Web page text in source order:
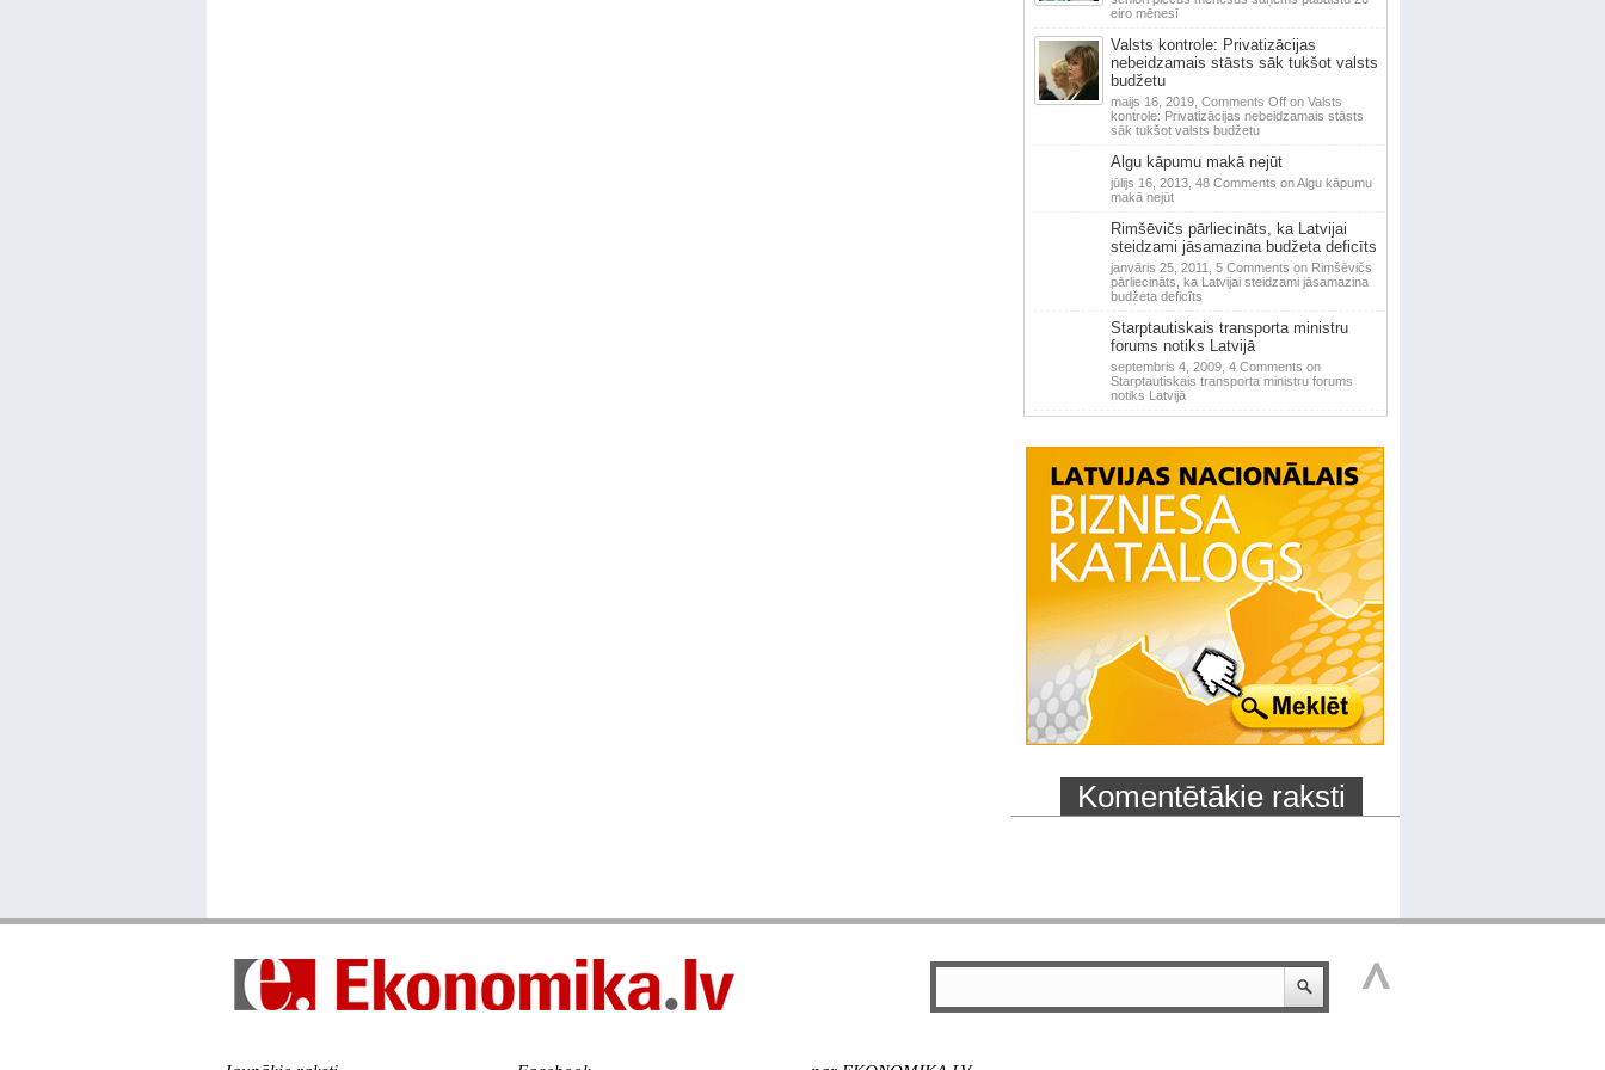
eiro mēnesī
Valsts kontrole: Privatizācijas
nebeidzamais stāsts sāk tukšot valsts
budžetu
maijs 16, 2019, Comments Offon Valsts
kontrole: Privatizācijas nebeidzamais stāsts
sāk tukšot valsts budžetu
Algu kāpumu makā nejūt
jūlijs 16, 2013, 48 Comments on Algu kāpumu
makā nejūt
Rimšēvičs pārliecināts, ka Latvijai
steidzami jāsamazina budžeta deficīts
janvāris 25, 2011, 5 Comments on Rimšēvičs
pārliecināts, ka Latvijai steidzami jāsamazina
budžeta deficīts
Starptautiskais transporta ministru
forums notiks Latvijā
septembris 4, 2009, 4 Comments on
Starptautiskais transporta ministru forums
notiks Latvijā
Komentētākie raksti